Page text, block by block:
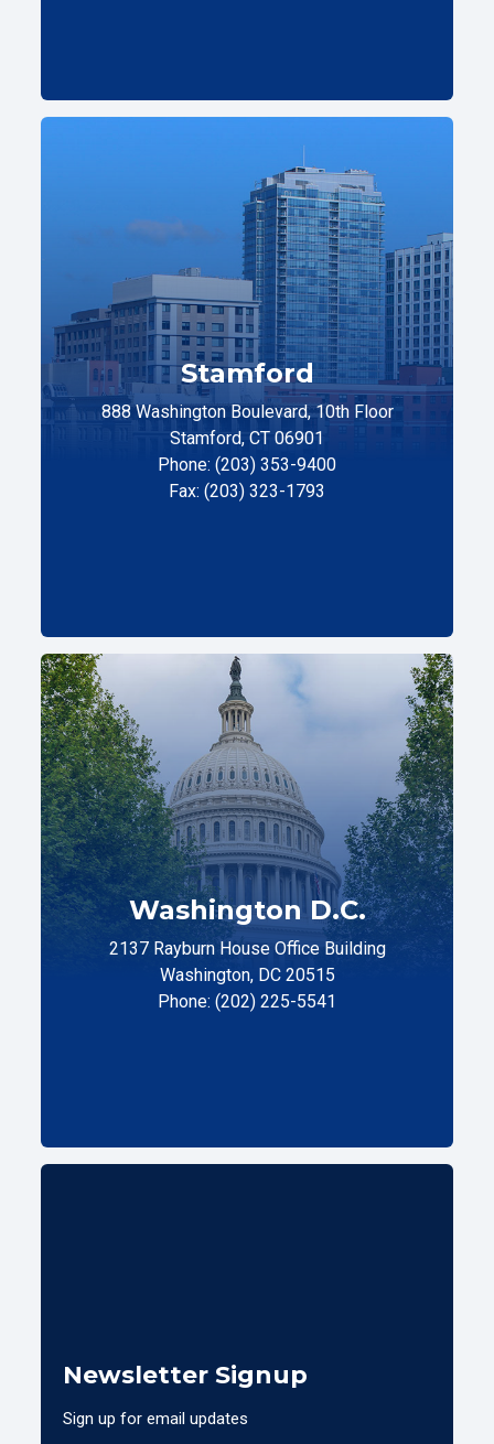
Stamford
888 Washington Boulevard, 10th Floor
Stamford, CT 06901
Phone: (203) 353-9400
Fax: (203) 323-1793
Washington D.C.
2137 Rayburn House Office Building
Washington, DC 20515
Phone: (202) 225-5541
Newsletter Signup
Sign up for email updates